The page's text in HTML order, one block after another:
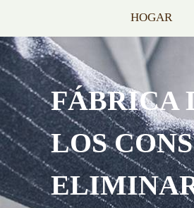
HOGAR
FÁBRICA
LOS